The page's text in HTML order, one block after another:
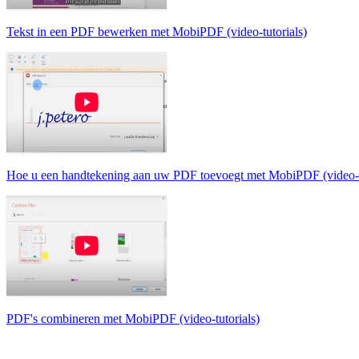
Tekst in een PDF bewerken met MobiPDF (video-tutorials)
Hoe u een handtekening aan uw PDF toevoegt met MobiPDF
PDF's combineren met MobiPDF (video-tutorials)